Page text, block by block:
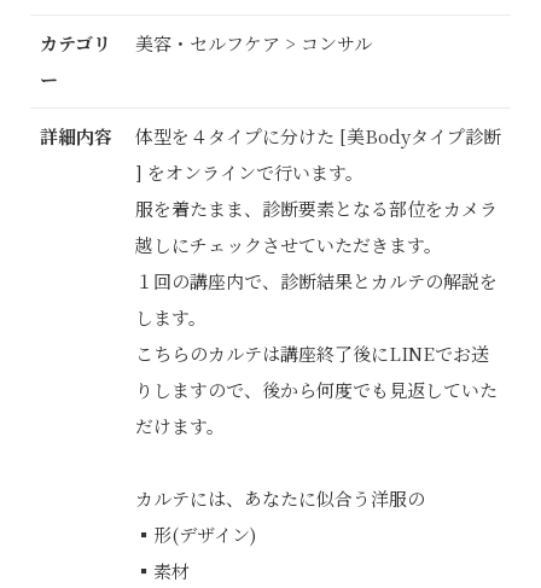
カテゴリ
ー
美容・セルフケア > コンサル
詳細内容
体型を４タイプに分けた [美Bodyタイプ診断
] をオンラインで行います。
服を着たまま、診断要素となる部位をカメラ
越しにチェックさせていただきます。
１回の講座内で、診断結果とカルテの解説を
します。
こちらのカルテは講座終了後にLINEでお送
りしますので、後から何度でも見返していた
だけます。
カルテには、あなたに似合う洋服の
▪️形(デザイン)
▪️素材